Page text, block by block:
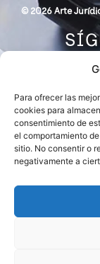
Para ofrecer las
cookies para
consentimiento de
el comportamiento
sitio. No consentir o
negativamente a
© 2026 Arte
DESPACHO